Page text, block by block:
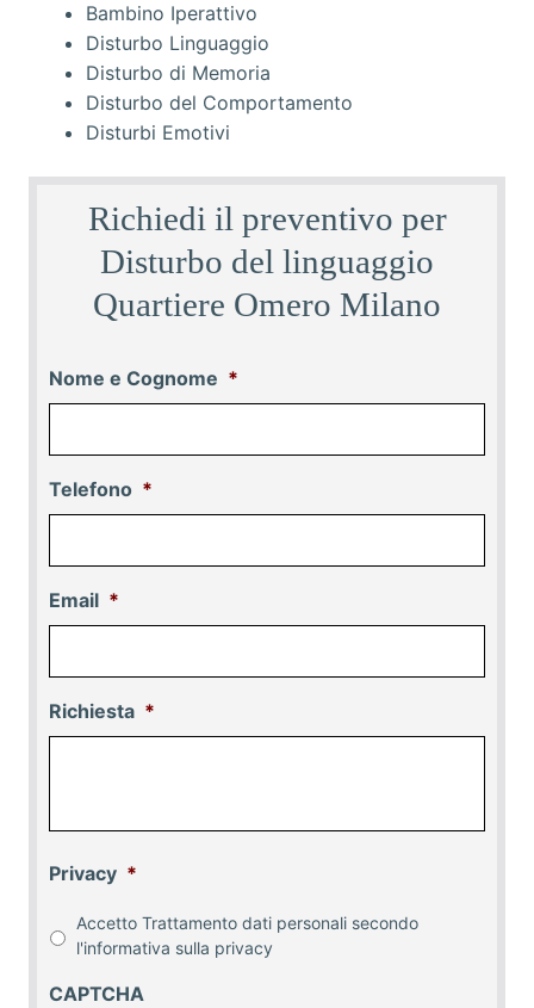
Bambino Iperattivo
Disturbo Linguaggio
Disturbo di Memoria
Disturbo del Comportamento
Disturbi Emotivi
Richiedi il preventivo per
Disturbo del linguaggio
Quartiere Omero Milano
Nome e Cognome *
Telefono *
Email *
Richiesta *
Privacy *
Accetto Trattamento dati personali secondo
l'informativa sulla privacy
CAPTCHA